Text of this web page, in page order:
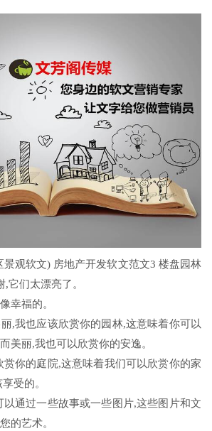
观软文) 房地产开发软文范文3 楼盘园林
它们太漂亮了。
幸福的。
,我也应该欣赏你的园林,这意味着你可以
美丽,我也可以欣赏你的安逸。
你的庭院,这意味着我们可以欣赏你的家
受的。
通过一些故事或一些图片,这些图片和文
的艺术。